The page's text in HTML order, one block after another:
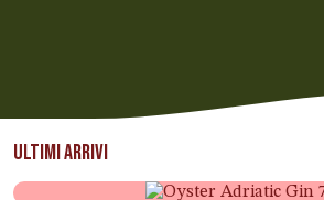
ULTIMI ARRIVI